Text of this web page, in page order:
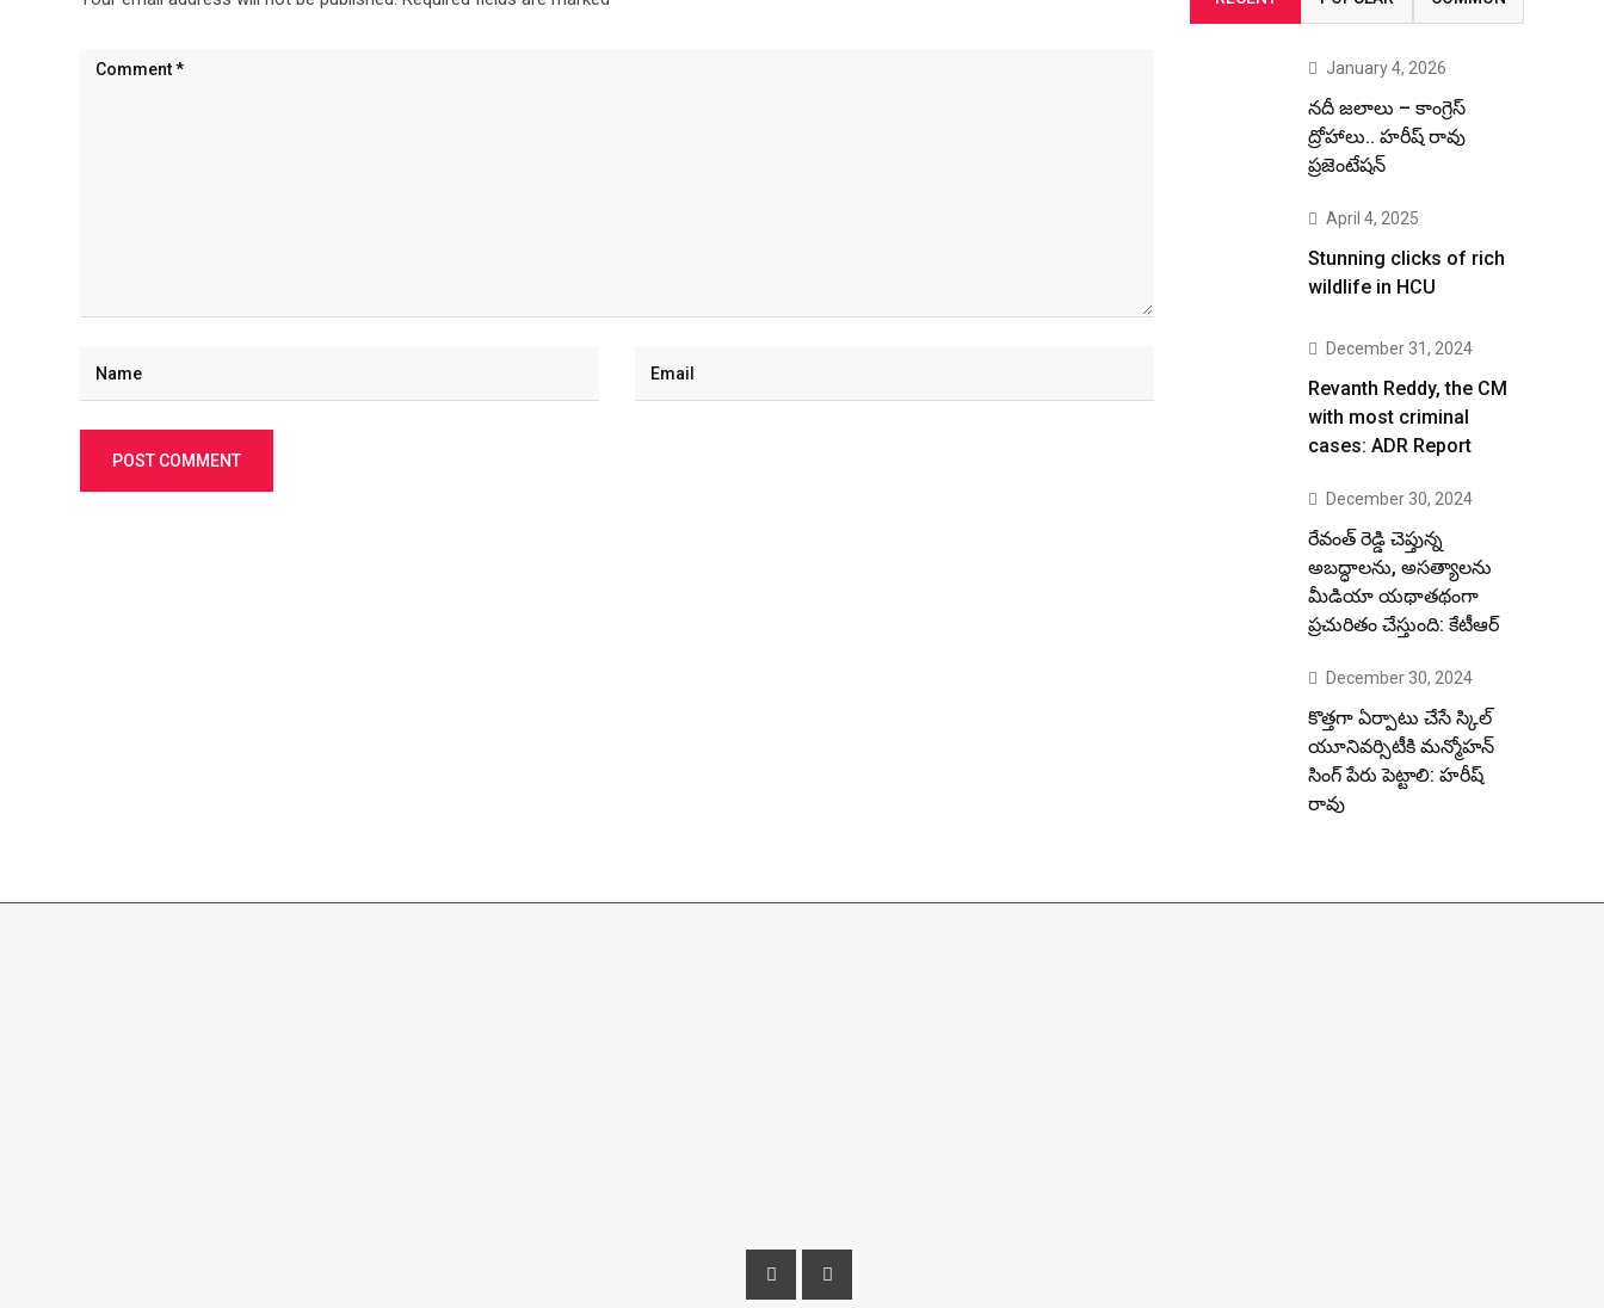
January 4, 2026
నదీ జలాలు – కాంగ్రెస్
ద్రోహాలు.. హరీష్ రావు
ప్రజెంటేషన్
April 4, 2025
Stunning clicks of rich
wildlife in HCU
December 31, 2024
Revanth Reddy, the CM
with most criminal
cases: ADR Report
December 30, 2024
రేవంత్ రెడ్డి చెప్తున్న
అబద్ధాలను, అసత్యాలను
మీడియా యథాతథంగా
ప్రచురితం చేస్తుంది: కేటీఆర్
December 30, 2024
కొత్తగా ఏర్పాటు చేసే స్కిల్
యూనివర్సిటీకి మన్మోహన్
సింగ్ పేరు పెట్టాలి: హరీష్
రావు